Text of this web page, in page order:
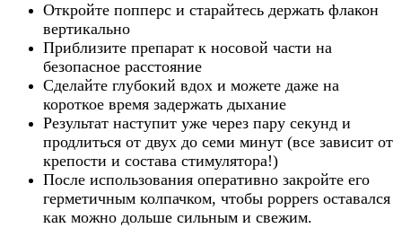
Откройте попперс и старайтесь держать флакон
вертикально
Приблизите препарат к носовой части на
безопасное расстояние
Сделайте глубокий вдох и можете даже на
короткое время задержать дыхание
Результат наступит уже через пару секунд и
продлиться от двух до семи минут (все зависит от
крепости и состава стимулятора!)
После использования оперативно закройте его
герметичным колпачком, чтобы poppers оставался
как можно дольше сильным и свежим.